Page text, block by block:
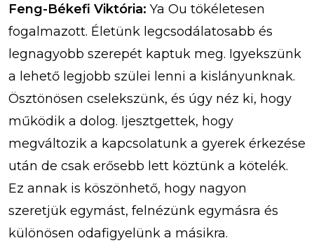
Feng-Békefi Viktória: Ya Ou tökéletesen
fogalmazott. Életünk legcsodálatosabb és
legnagyobb szerepét kaptuk meg. Igyekszünk
a lehető legjobb szülei lenni a kislányunknak.
Ösztönösen cselekszünk, és úgy néz ki, hogy
működik a dolog. Ijesztgettek, hogy
megváltozik a kapcsolatunk a gyerek érkezése
után de csak erősebb lett köztünk a kötelék.
Ez annak is köszönhető, hogy nagyon
szeretjük egymást, felnézünk egymásra és
különösen odafigyelünk a másikra.